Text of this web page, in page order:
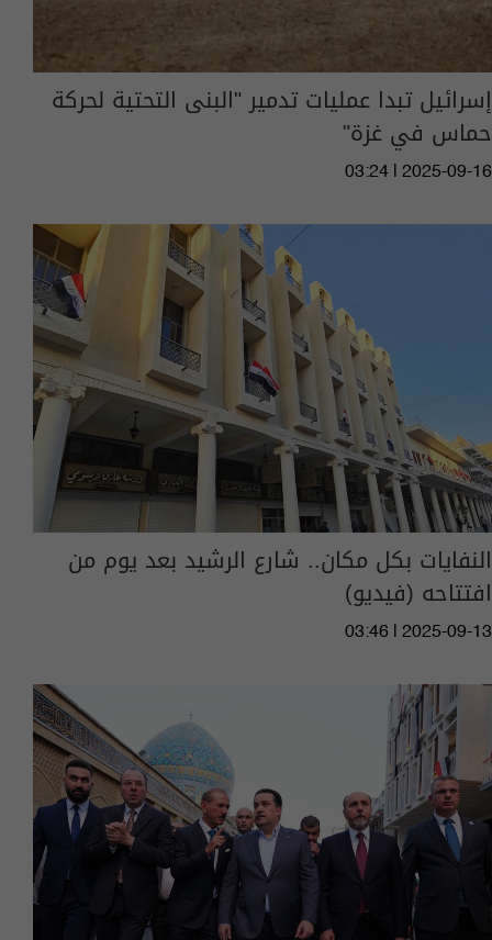
إسرائيل تبدا عمليات تدمير "البنى التحتية لحركة
حماس في غزة"
03:24 | 2025-09-16
النفايات بكل مكان.. شارع الرشيد بعد يوم من
افتتاحه (فيديو)
03:46 | 2025-09-13